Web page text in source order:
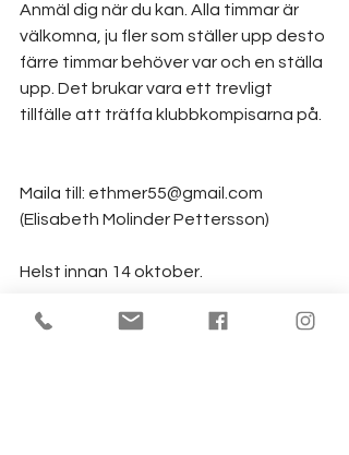
Anmäl dig när du kan. Alla timmar är
välkomna, ju fler som ställer upp desto
färre timmar behöver var och en ställa
upp. Det brukar vara ett trevligt
tillfälle att träffa klubbkompisarna på.
Maila till: ethmer55@gmail.com
(Elisabeth Molinder Pettersson)
Helst innan 14 oktober.
Vi återkommer sedan närmare inpå